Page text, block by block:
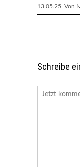
13.05.25 Von
Schreibe